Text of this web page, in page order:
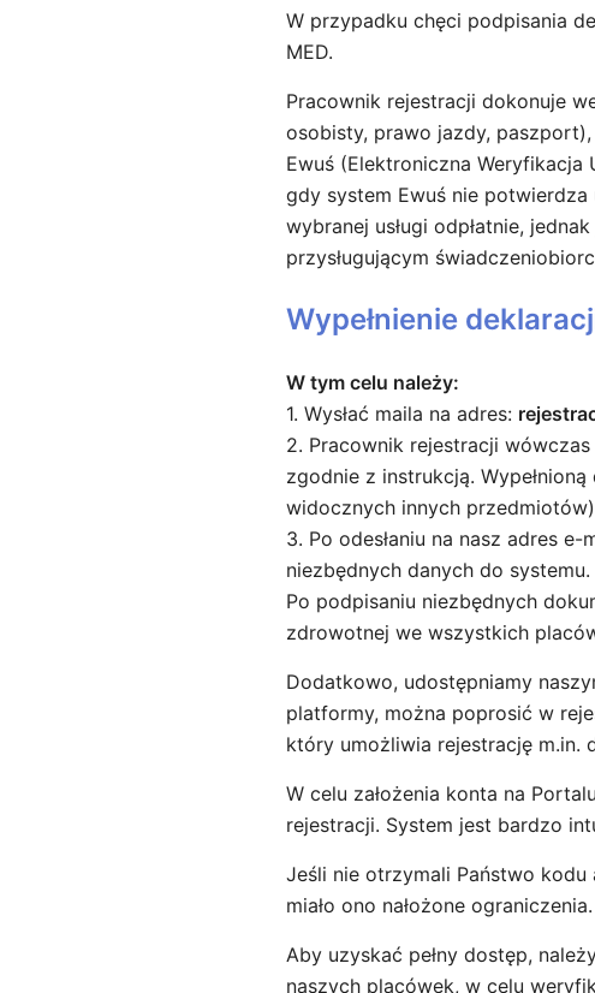
W przypadku chęci podpisania
MED.
Pracownik rejestracji dokonuje
osobisty, prawo jazdy,
Ewuś (Elektroniczna
gdy system Ewuś nie
wybranej usługi odpłatnie,
przysługującym
Wypełnienie
W tym celu należy:
1. Wysłać maila na adres:
2. Pracownik rejestracji
zgodnie z instrukcją.
widocznych innych
3. Po odesłaniu na nasz adres
niezbędnych danych do systemu.
Po podpisaniu niezbędnych
zdrowotnej we wszystkich
Dodatkowo, udostępniamy
platformy, można poprosić w
który umożliwia rejestrację m.in.
W celu założenia konta na
rejestracji. System jest bardzo
Jeśli nie otrzymali Państwo
miało ono nałożone ograniczenia.
Aby uzyskać pełny dostęp,
naszych placówek, w celu